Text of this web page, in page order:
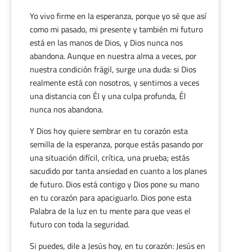
Yo vivo firme en la esperanza, porque yo sé que así
como mi pasado, mi presente y también mi futuro
está en las manos de Dios, y Dios nunca nos
abandona. Aunque en nuestra alma a veces, por
nuestra condición frágil, surge una duda: si Dios
realmente está con nosotros, y sentimos a veces
una distancia con Él y una culpa profunda, Él
nunca nos abandona.
Y Dios hoy quiere sembrar en tu corazón esta
semilla de la esperanza, porque estás pasando por
una situación difícil, crítica, una prueba; estás
sacudido por tanta ansiedad en cuanto a los planes
de futuro. Dios está contigo y Dios pone su mano
en tu corazón para apaciguarlo. Dios pone esta
Palabra de la luz en tu mente para que veas el
futuro con toda la seguridad.
Si puedes, dile a Jesús hoy, en tu corazón: Jesús en